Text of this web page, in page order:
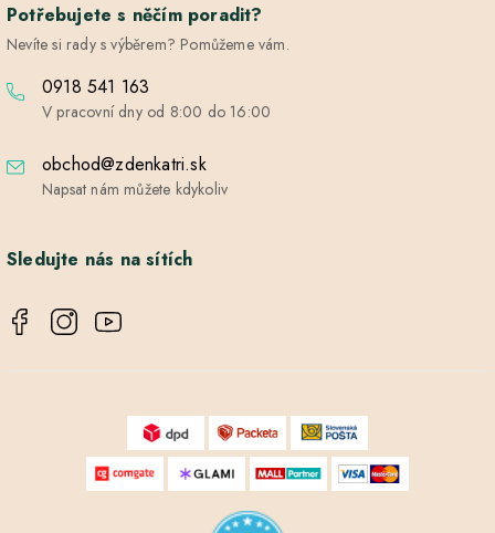
Potřebujete s něčím poradit?
Nevíte si rady s výběrem? Pomůžeme vám.
0918 541 163
V pracovní dny od 8:00 do 16:00
obchod@zdenkatri.sk
Napsat nám můžete kdykoliv
Sledujte nás na sítích